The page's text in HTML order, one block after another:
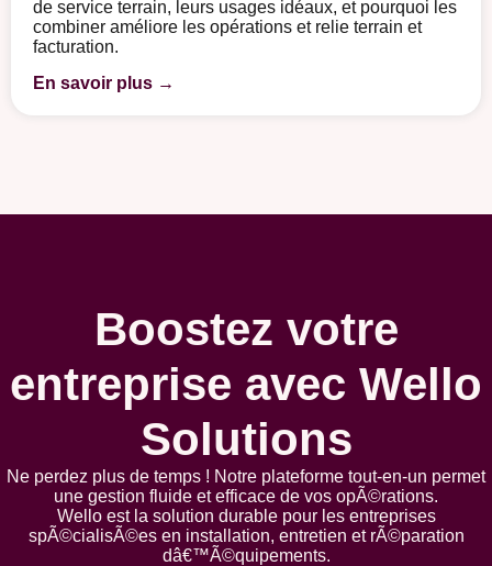
de service terrain, leurs usages idéaux, et pourquoi les
combiner améliore les opérations et relie terrain et
facturation.
En savoir plus →
Boostez votre
entreprise avec Wello
Solutions
Ne perdez plus de temps ! Notre plateforme tout-en-un permet
une gestion fluide et efficace de vos opÃ©rations.
Wello est la solution durable pour les entreprises
spÃ©cialisÃ©es en installation, entretien et rÃ©paration
dâ€™Ã©quipements.